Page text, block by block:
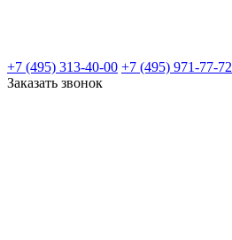
+7 (495) 313-40-00 +7 (495) 971-77-72
Заказать звонок